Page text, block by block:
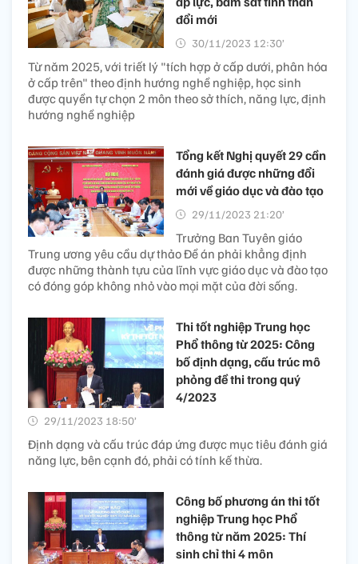
đổi mới
30/11/2023 12:30’
Từ năm 2025, với triết lý "tích hợp ở cấp dưới, phân hóa
ở cấp trên" theo định hướng nghề nghiệp, học sinh
được quyền tự chọn 2 môn theo sở thích, năng lực, định
hướng nghề nghiệp
Tổng kết Nghị quyết 29 cần
đánh giá được những đổi
mới về giáo dục và đào tạo
29/11/2023 21:20’
Trưởng Ban Tuyên giáo
Trung ương yêu cầu dự thảo Đề án phải khẳng định
được những thành tựu của lĩnh vực giáo dục và đào tạo
có đóng góp không nhỏ vào mọi mặt của đời sống.
Thi tốt nghiệp Trung học
Phổ thông từ 2025: Công
bố định dạng, cấu trúc mô
phỏng đề thi trong quý
4/2023
29/11/2023 18:50’
Định dạng và cấu trúc đáp ứng được mục tiêu đánh giá
năng lực, bên cạnh đó, phải có tính kế thừa.
Công bố phương án thi tốt
nghiệp Trung học Phổ
thông từ năm 2025: Thí
sinh chỉ thi 4 môn